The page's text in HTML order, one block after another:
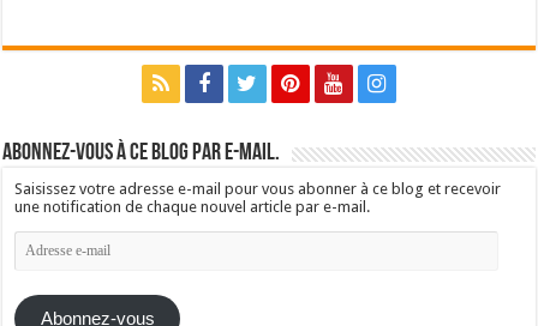
Abonnez-vous à ce blog par e-mail.
Saisissez votre adresse e-mail pour vous abonner à ce blog et recevoir
une notification de chaque nouvel article par e-mail.
Adresse
e-
Abonnez-vous